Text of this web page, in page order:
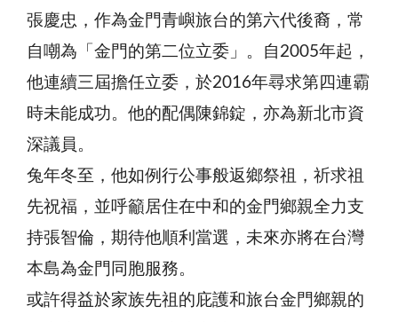
張慶忠，作為金門青嶼旅台的第六代後裔，常
自嘲為「金門的第二位立委」。自2005年起，
他連續三屆擔任立委，於2016年尋求第四連霸
時未能成功。他的配偶陳錦錠，亦為新北市資
深議員。
兔年冬至，他如例行公事般返鄉祭祖，祈求祖
先祝福，並呼籲居住在中和的金門鄉親全力支
持張智倫，期待他順利當選，未來亦將在台灣
本島為金門同胞服務。
或許得益於家族先祖的庇護和旅台金門鄉親的